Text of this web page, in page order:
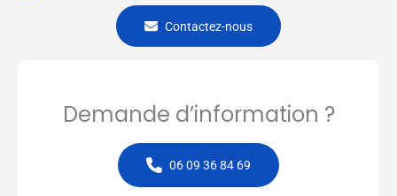
Contactez-nous
Demande d’information ?
06 09 36 84 69